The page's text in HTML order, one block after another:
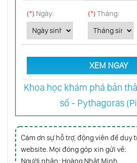
Làm Thế Nào Để
Được Tiền Bạc Và
Làm Thế Nào Để
Ảnh Hưởng Đến Bạn
5 Lời Khuyên Đơn
Qua Khó Khăn
Bật Mí Điều Sẽ Giúp
Những Gì Bạn Mong
(*) Ngày: (*) Tháng:
XEM NGAY
Khoa học khám phá bản
số - Pythagoras
Cám ơn sự hỗ trợ, động viên để duy
website. Mọi đóng góp xin gửi về:
Người nhận: Hoàng Nhật Minh